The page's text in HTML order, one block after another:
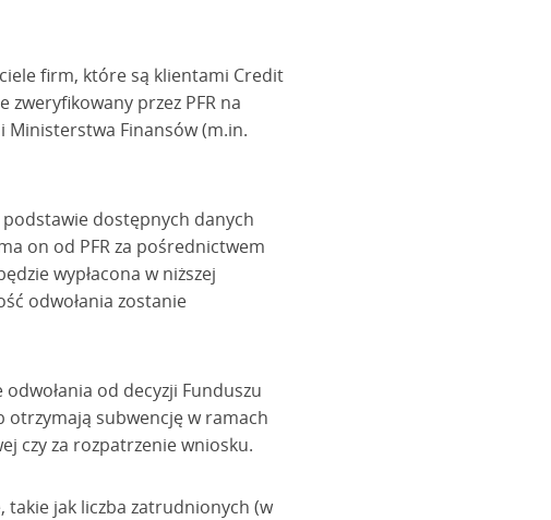
firm, które są klientami Credit
przez PFR na
Ministerstwa Finansów (m.in.
dostępnych danych
on od PFR za pośrednictwem
wypłacona w niższej
odwołania zostanie
od decyzji Funduszu
otrzymają subwencję w ramach
czy za rozpatrzenie wniosku.
takie jak liczba zatrudnionych (w